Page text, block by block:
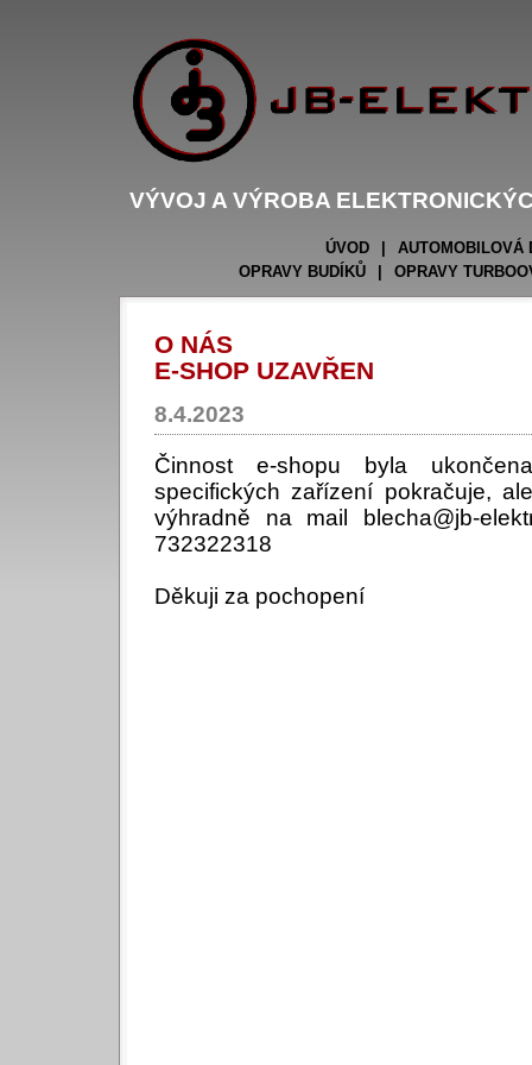
VÝVOJ A VÝROBA
ÚVOD |
AUTOMOBILOVÁ
OPRAVY BUDÍKŮ
| OPRAVY
O NÁS
E-SHOP UZAVŘEN
8.4.2023
Činnost e-shopu byla
specifických zařízení pokračuje,
výhradně na mail blecha@jb-
732322318
Děkuji za pochopení